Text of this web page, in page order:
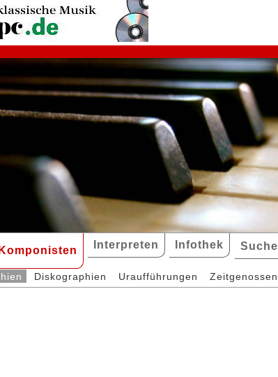
Komponisten Interpreten Infothek Suche
Diskographien Uraufführungen Zeitgenossen